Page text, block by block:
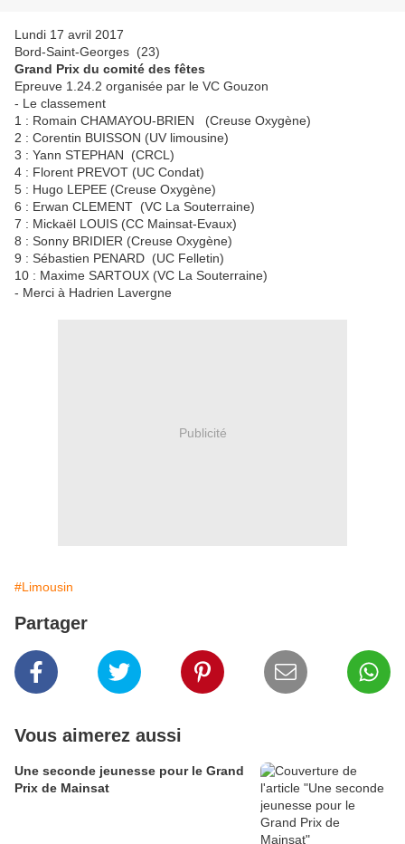
Lundi 17 avril 2017
Bord-Saint-Georges (23)
Grand Prix du comité des fêtes
Epreuve 1.24.2 organisée par le VC Gouzon
- Le classement
1 : Romain CHAMAYOU-BRIEN (Creuse Oxygène)
2 : Corentin BUISSON (UV limousine)
3 : Yann STEPHAN (CRCL)
4 : Florent PREVOT (UC Condat)
5 : Hugo LEPEE (Creuse Oxygène)
6 : Erwan CLEMENT (VC La Souterraine)
7 : Mickaël LOUIS (CC Mainsat-Evaux)
8 : Sonny BRIDIER (Creuse Oxygène)
9 : Sébastien PENARD (UC Felletin)
10 : Maxime SARTOUX (VC La Souterraine)
- Merci à Hadrien Lavergne
Publicité
#Limousin
Partager
Vous aimerez aussi
Une seconde jeunesse pour le Grand
Prix de Mainsat